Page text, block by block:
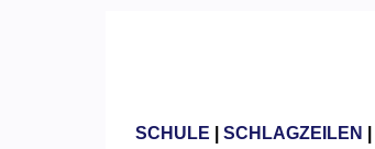
SCHULE SCHLAGZEILEN